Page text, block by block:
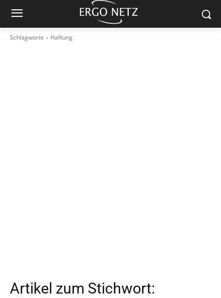
Schlagworte Haftung
Artikel zum Stichwort: